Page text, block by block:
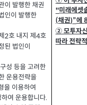
이 발행한 채권
인이 발행한
2호 내지 제4호
된 법인이
성 등을 고려한
운용전략을
을 이용하여
여 운용합니다.
"미래에셋
(채권)”에
② 모투자
따라 전략